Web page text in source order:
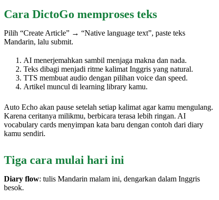
Cara DictoGo memproses teks
Pilih “Create Article” → “Native language text”, paste teks
Mandarin, lalu submit.
AI menerjemahkan sambil menjaga makna dan nada.
Teks dibagi menjadi ritme kalimat Inggris yang natural.
TTS membuat audio dengan pilihan voice dan speed.
Artikel muncul di learning library kamu.
Auto Echo akan pause setelah setiap kalimat agar kamu mengulang.
Karena ceritanya milikmu, berbicara terasa lebih ringan. AI
vocabulary cards menyimpan kata baru dengan contoh dari diary
kamu sendiri.
Tiga cara mulai hari ini
Diary flow: tulis Mandarin malam ini, dengarkan dalam Inggris
besok.